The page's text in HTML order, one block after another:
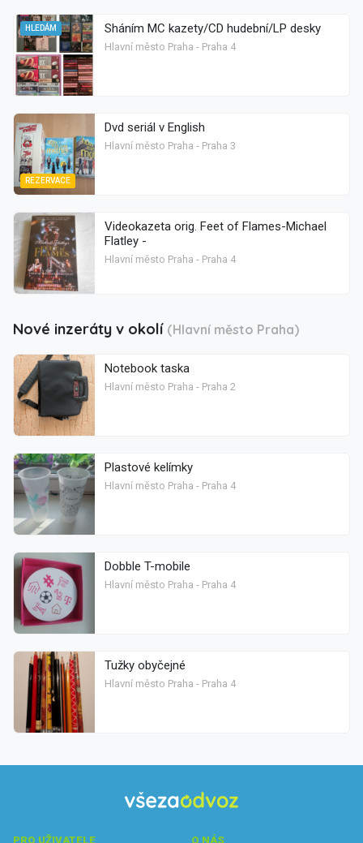
HLEDÁM Sháním MC kazety/CD hudební/LP desky
Hlavní město Praha - Praha 4
REZERVACE
Dvd seriál v English
Hlavní město Praha - Praha 3
Videokazeta orig. Feet of Flames-Michael
Flatley -
Hlavní město Praha - Praha 4
Nové inzeráty v okolí (Hlavní město Praha)
Notebook taska
Hlavní město Praha - Praha 2
Plastové kelímky
Hlavní město Praha - Praha 4
Dobble T-mobile
Hlavní město Praha - Praha 4
Tužky obyčejné
Hlavní město Praha - Praha 4
PRO UŽIVATELE O NÁS